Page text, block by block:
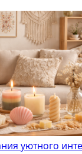
уютного